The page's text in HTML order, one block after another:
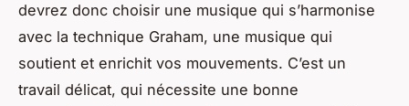
devrez donc choisir une musique qui s’harmonise
avec la technique Graham, une musique qui
soutient et enrichit vos mouvements. C’est un
travail délicat, qui nécessite une bonne